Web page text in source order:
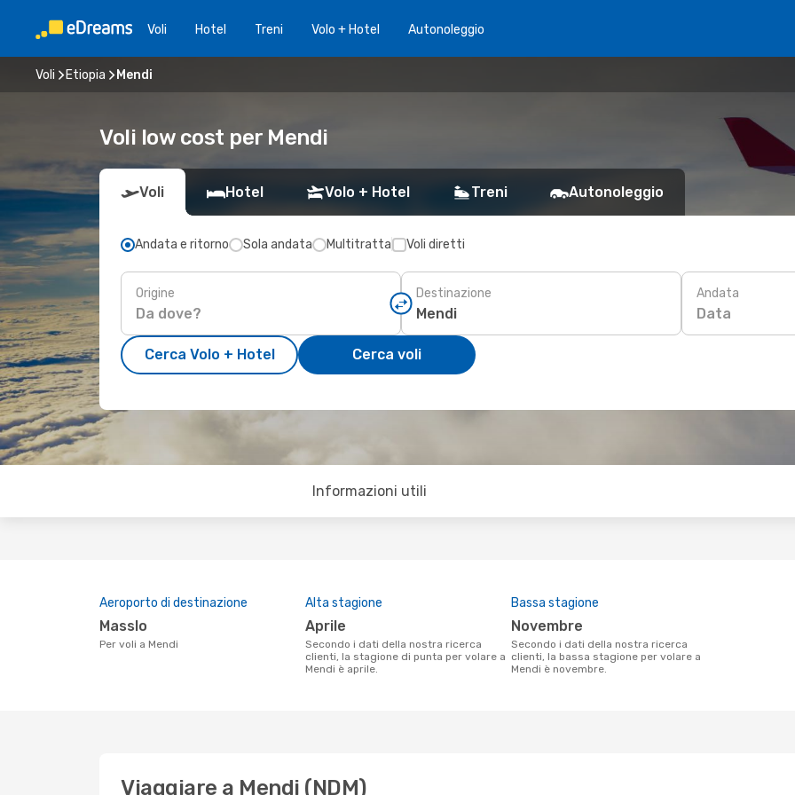
Voli Hotel Treni Volo + Hotel Autonoleggio
Voli Etiopia Mendi
Voli low cost per Mendi
Voli Hotel Volo + Hotel Treni Autonoleggio
Andata e ritorno Sola andata Multitratta Voli diretti
Origine Destinazione Andata
Data
Cerca Volo + Hotel Cerca voli
Informazioni utili
Aeroporto di destinazione
Masslo
Per voli a Mendi
Alta stagione
aprile
Secondo i dati della nostra ricerca
clienti, la stagione di punta per volare a
Mendi è aprile.
Bassa stagione
novembre
Secondo i dati della nostra ricerca
clienti, la bassa stagione per volare a
Mendi è novembre.
Viaggiare a Mendi (NDM)